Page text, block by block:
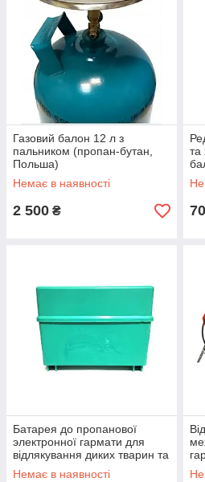
Газовий балон 12 л з
пальником (пропан-бутан,
Польша)
Немає в наявності
2 500 ₴
та
Батарея до пропанової
электронної гармати для
відлякування диких тварин та
птахів
Немає в наявності